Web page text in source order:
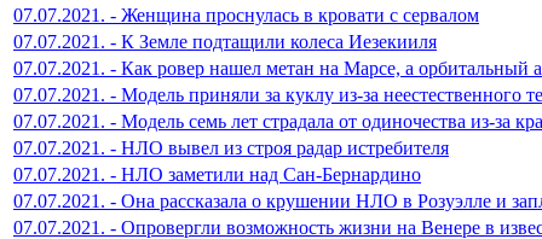
07.07.2021. - Женщина проснулась в кровати с сервалом
07.07.2021. - К Земле подтащили колеса Иезекииля
07.07.2021. - Как ровер нашел метан на Марсе, а орбитальный
07.07.2021. - Модель приняли за куклу из-за неестественного
07.07.2021. - Модель семь лет страдала от одиночества из-за
07.07.2021. - НЛО вывел из строя радар истребителя
07.07.2021. - НЛО заметили над Сан-Бернардино
07.07.2021. - Она рассказала о крушении НЛО в Розуэлле и
07.07.2021. - Опровергли возможность жизни на Венере в